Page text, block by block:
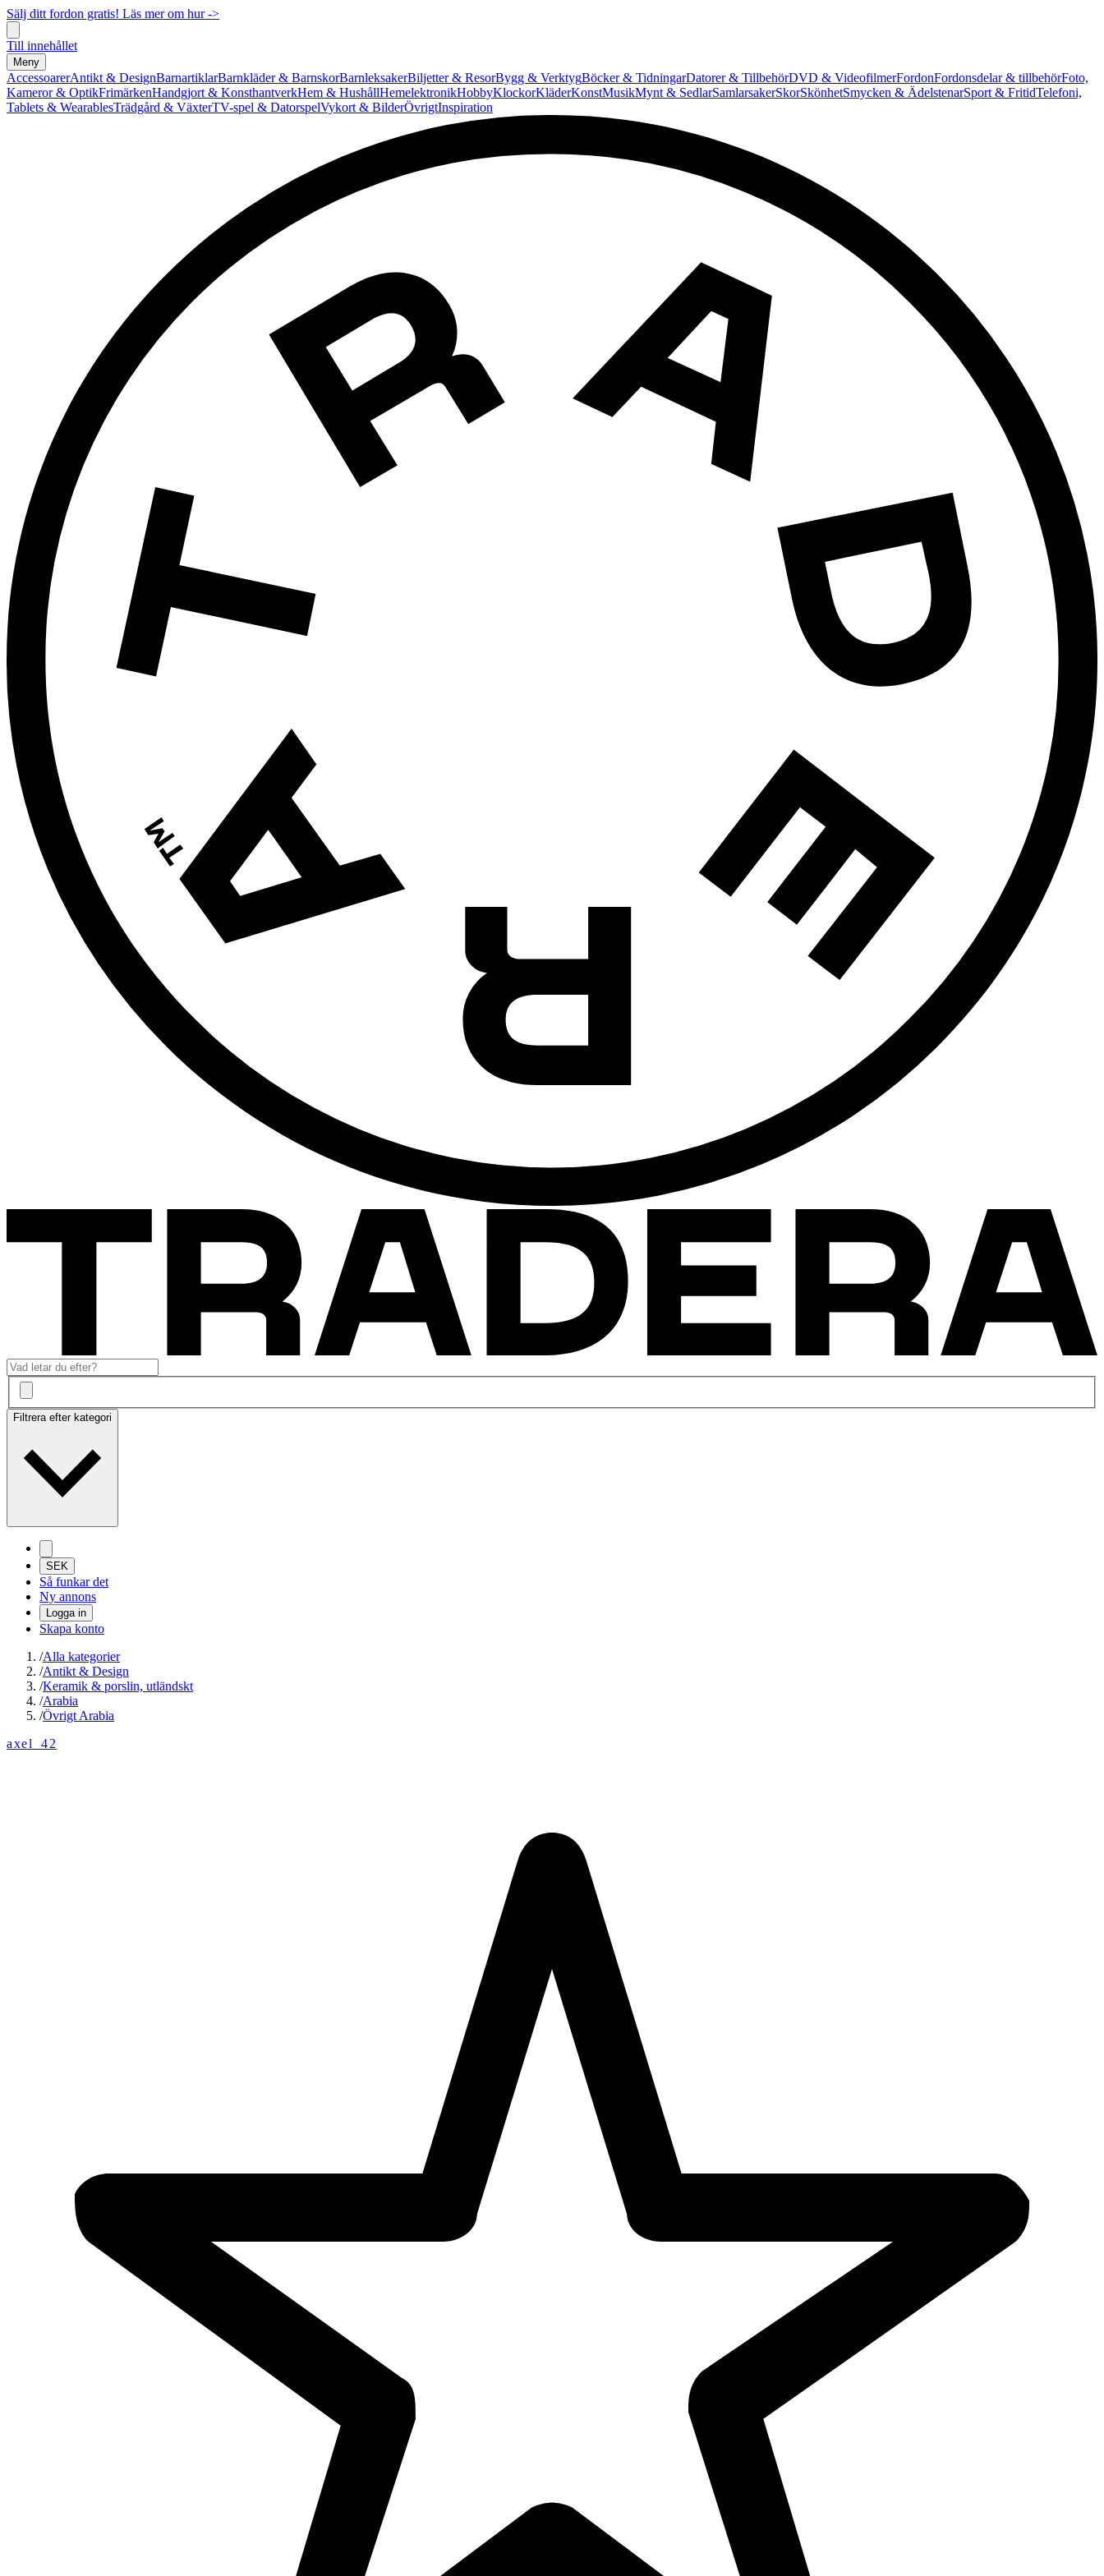
Sälj ditt fordon gratis! Läs mer om hur ->
Till innehållet
Meny
AccessoarerAntikt & DesignBarnartiklarBarnkläder & BarnskorBarnleksakerBiljetter & ResorBygg & VerktygBöcker & TidningarDatorer & TillbehörDVD & VideofilmerFordonFordonsdelar & tillbehörFoto,
Kameror & OptikFrimärkenHandgjort & KonsthantverkHem & HushållHemelektronikHobbyKlockorKläderKonstMusikMynt & SedlarSamlarsakerSkorSkönhetSmycken & ÄdelstenarSport & FritidTelefoni,
Tablets & WearablesTrädgård & VäxterTV-spel & DatorspelVykort & BilderÖvrigtInspiration
Filtrera efter kategori
SEK
Så funkar det
Ny annons
Logga in
Skapa konto
/Alla kategorier
/Antikt & Design
/Keramik & porslin, utländskt
/Arabia
/Övrigt Arabia
axel_42